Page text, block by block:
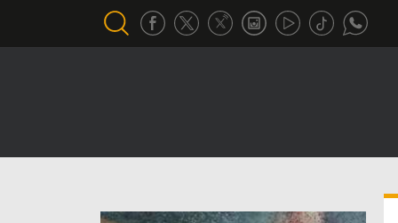
تحقيق في الجول